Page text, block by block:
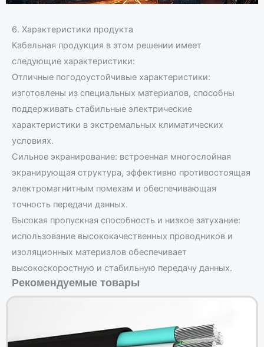
6. Характеристики продукта
Кабельная продукция в этом решении имеет
следующие характеристики:
Отличные погодоустойчивые характеристики:
изготовлены из специальных материалов, способны
поддерживать стабильные электрические
характеристики в экстремальных климатических
условиях.
Сильное экранирование: встроенная многослойная
экранирующая структура, эффективно противостоящая
электромагнитным помехам и обеспечивающая
точность передачи данных.
Высокая пропускная способность и низкое затухание:
использование высококачественных проводников и
изоляционных материалов обеспечивает
высокоскоростную и стабильную передачу данных.
Рекомендуемые товары